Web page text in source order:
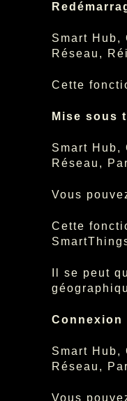
Smart Hub,
Réseau,
Cette
Mise sous
Smart Hub,
Réseau,
Vous
Cette
Il se peut
Smart Hub,
Réseau,
Vous